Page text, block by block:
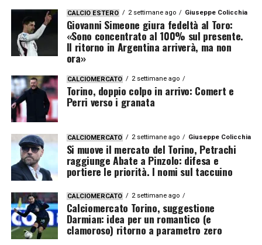
CALCIO ESTERO 2 settimane ago Giuseppe Colicchia
Giovanni Simeone giura fedeltà al Toro:
«Sono concentrato al 100% sul presente.
Il ritorno in Argentina arriverà, ma non
ora»
CALCIOMERCATO 2 settimane ago
Torino, doppio colpo in arrivo: Comert e
Perri verso i granata
CALCIOMERCATO 2 settimane ago Giuseppe Colicchia
Si muove il mercato del Torino, Petrachi
raggiunge Abate a Pinzolo: difesa e
portiere le priorità. I nomi sul taccuino
CALCIOMERCATO 2 settimane ago
Calciomercato Torino, suggestione
Darmian: idea per un romantico (e
clamoroso) ritorno a parametro zero